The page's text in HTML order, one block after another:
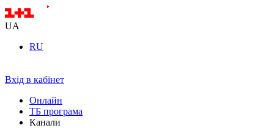
UA
RU
Вхід в кабінет
Онлайн
ТБ програма
Канали